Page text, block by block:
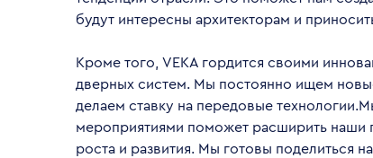
будут интересны архитекторам и
Кроме того, VEKA гордится своими
дверных систем. Мы постоянно ищем
делаем ставку на передовые
мероприятиями поможет расширить наши
роста и развития. Мы готовы поделиться